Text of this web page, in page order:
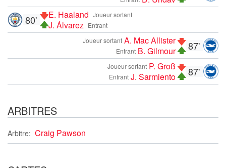
Joueur sortant
E. Haaland
Entrant
J. Álvarez
80'
87'
Joueur sortant A. Mac Allister
Entrant B. Gilmour
87'
Joueur sortant P. Groß
Entrant J. Sarmiento
ARBITRES
Arbitre: Craig Pawson